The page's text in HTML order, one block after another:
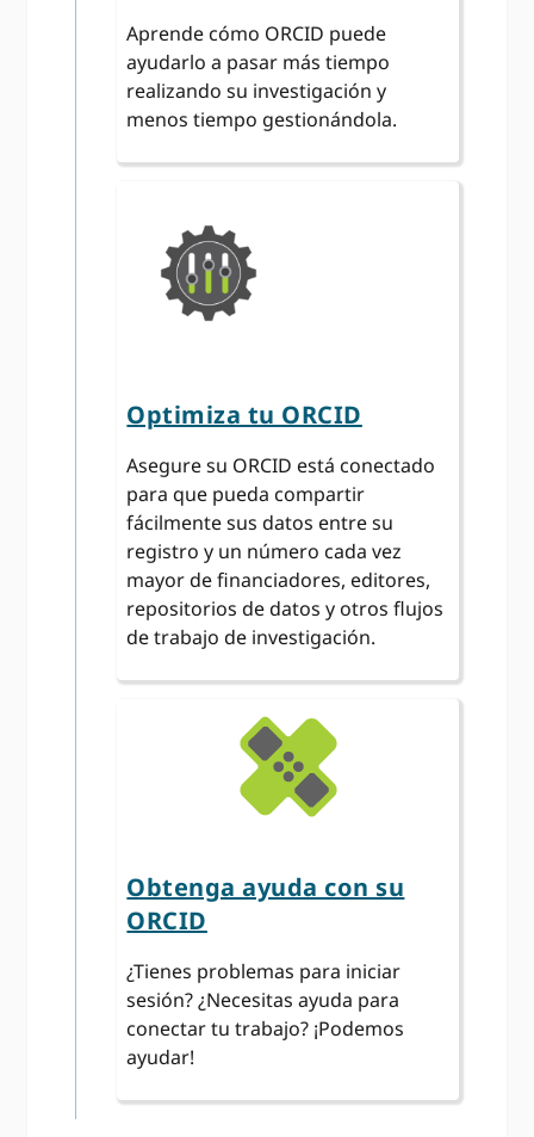
Aprende cómo ORCID puede
ayudarlo a pasar más tiempo
realizando su investigación y
menos tiempo gestionándola.
Optimiza tu ORCID
Asegure su ORCID está conectado
para que pueda compartir
fácilmente sus datos entre su
registro y un número cada vez
mayor de financiadores, editores,
repositorios de datos y otros flujos
de trabajo de investigación.
Obtenga ayuda con su
ORCID
¿Tienes problemas para iniciar
sesión? ¿Necesitas ayuda para
conectar tu trabajo? ¡Podemos
ayudar!